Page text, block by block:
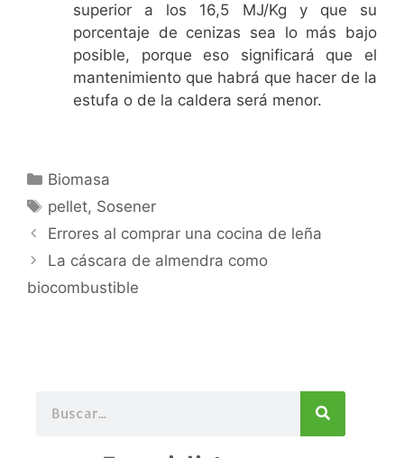
superior a los 16,5 MJ/Kg y que su
porcentaje de cenizas sea lo más bajo
posible, porque eso significará que el
mantenimiento que habrá que hacer de la
estufa o de la caldera será menor.
Biomasa
pellet, Sosener
Errores al comprar una cocina de leña
La cáscara de almendra como
biocombustible